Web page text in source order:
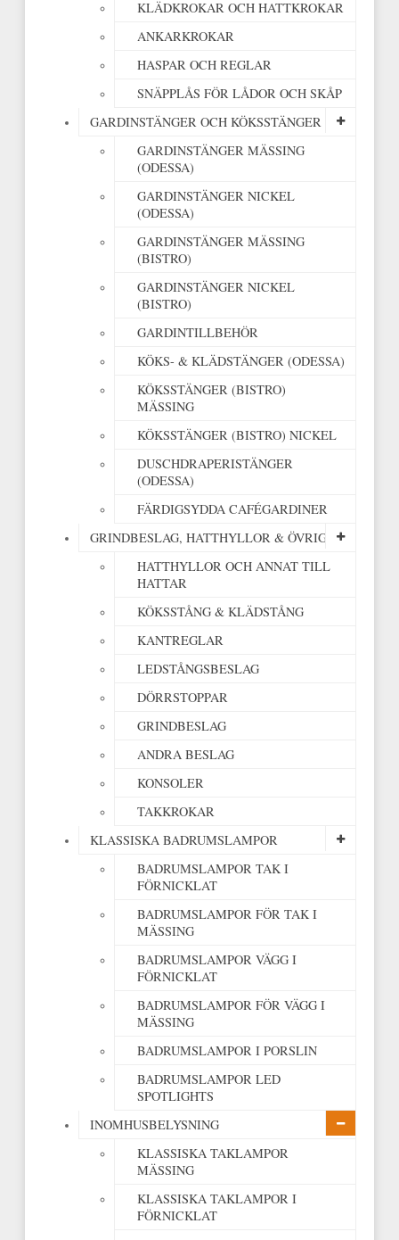
KLÄDKROKAR OCH HATTKROKAR
ANKARKROKAR
HASPAR OCH REGLAR
SNÄPPLÅS FÖR LÅDOR OCH SKÅP
GARDINSTÄNGER OCH KÖKSSTÄNGER
GARDINSTÄNGER MÄSSING
(ODESSA)
GARDINSTÄNGER NICKEL
(ODESSA)
GARDINSTÄNGER MÄSSING
(BISTRO)
GARDINSTÄNGER NICKEL
(BISTRO)
GARDINTILLBEHÖR
KÖKS- & KLÄDSTÄNGER (ODESSA)
KÖKSSTÄNGER (BISTRO)
MÄSSING
KÖKSSTÄNGER (BISTRO) NICKEL
DUSCHDRAPERISTÄNGER
(ODESSA)
FÄRDIGSYDDA CAFÉGARDINER
GRINDBESLAG, HATTHYLLOR & ÖVRIGT
HATTHYLLOR OCH ANNAT TILL
HATTAR
KÖKSSTÅNG & KLÄDSTÅNG
KANTREGLAR
LEDSTÅNGSBESLAG
DÖRRSTOPPAR
GRINDBESLAG
ANDRA BESLAG
KONSOLER
TAKKROKAR
KLASSISKA BADRUMSLAMPOR
BADRUMSLAMPOR TAK I
FÖRNICKLAT
BADRUMSLAMPOR FÖR TAK I
MÄSSING
BADRUMSLAMPOR VÄGG I
FÖRNICKLAT
BADRUMSLAMPOR FÖR VÄGG I
MÄSSING
BADRUMSLAMPOR I PORSLIN
BADRUMSLAMPOR LED
SPOTLIGHTS
INOMHUSBELYSNING
KLASSISKA TAKLAMPOR
MÄSSING
KLASSISKA TAKLAMPOR I
FÖRNICKLAT